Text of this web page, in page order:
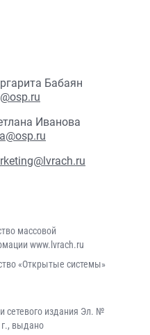
Бабаян
Иванова
массовой
www.lvrach.ru
«Открытые системы»
сетевого издания Эл. №
выдано